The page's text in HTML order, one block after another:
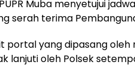
Muba menyetujui
serah terima
portal yang dipasang
lanjuti oleh Polsek